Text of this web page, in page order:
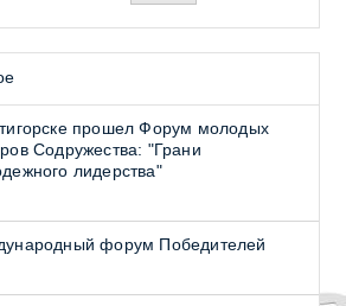
прошел Форум молодых
Содружества: "Грани
лидерства"
форум Победителей